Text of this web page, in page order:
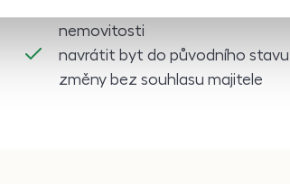
nemovitosti
navrátit byt do původního
změny bez souhlasu majitele